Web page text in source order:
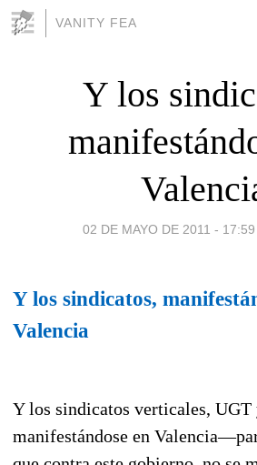
VANITY FEA
Y los
02 DE MAYO DE 2011 - 17:59
Y los sindicatos,
Valencia
Y los sindicatos verticales, UGT
manifestándose en